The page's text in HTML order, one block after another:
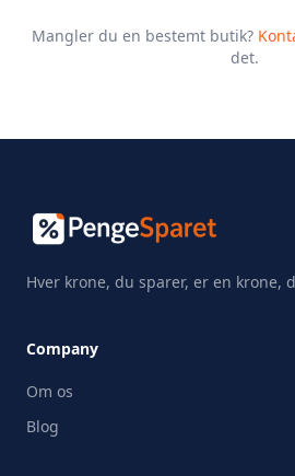
Mangler du en bestemt butik?
det.
Hver krone, du sparer, er en krone,
Company
Om os
Blog